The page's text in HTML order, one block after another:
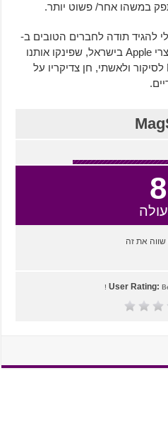
במשהו אחר/ פשוט יותר.
להגיד תודה לחברים הטובים ב-
iStore, המשווקת הרשמית למוצרי Apple בישראל, שפינקו אותנו
עם ה- MagSafe Battery Pack לסיקור ולאשתי, חן צדיקריו על
8
את זה
User Rating: